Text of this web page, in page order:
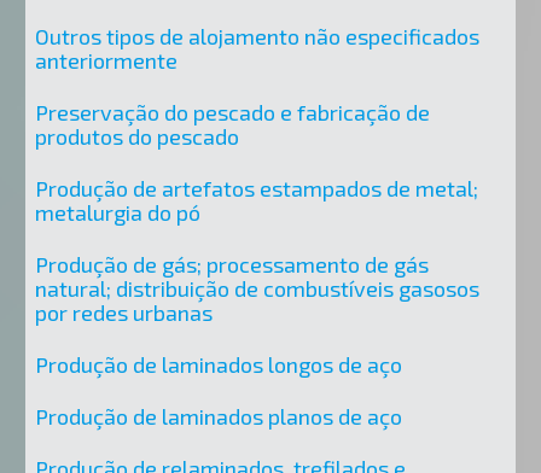
Outros tipos de alojamento não especificados
anteriormente
Preservação do pescado e fabricação de
produtos do pescado
Produção de artefatos estampados de metal;
metalurgia do pó
Produção de gás; processamento de gás
natural; distribuição de combustíveis gasosos
por redes urbanas
Produção de laminados longos de aço
Produção de laminados planos de aço